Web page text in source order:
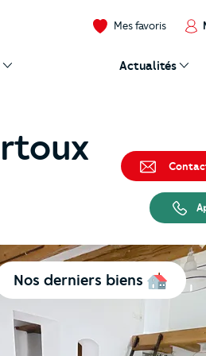
Mes favoris
Actualités
Nos derniers biens